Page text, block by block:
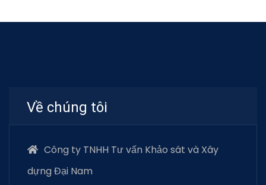
Về chúng tôi
Công ty TNHH Tư vấn Khảo sát và Xây
dựng Đại Nam